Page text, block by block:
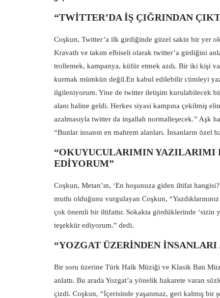
“TWİTTER’DA İŞ ÇIĞRINDAN
Coşkun, Twitter’a ilk girdiğinde güzel sakin bir yer
Kravatlı ve takım elbiseli olarak twitter’a girdiğini
trollemek, kampanya, küfür etmek azdı. Bir iki kişi
kurmak mümkün değil.En kabul edilebilir cümleyi
ilgileniyorum. Yine de twitter iletişim kurulabilecek bir
alanı haline geldi. Herkes siyasi kampına çekilmiş
azalmasıyla twitter da inşallah normalleşecek.” Aşk
“Bunlar insanın en mahrem alanları. İnsanların
“OKUYUCULARIMIN
EDİYORUM”
Coşkun, Metan’ın, ‘En hoşunuza giden iltifat
mutlu olduğunu vurgulayan Coşkun,
çok önemli bir iltifattır. Sokakta gördüklerinde ‘sizin
teşekkür ediyorum.” dedi.
“YOZGAT ÜZERİNDEN
Bir soru üzerine Türk Halk Müziği ve Klasik Batı
anlattı. Bu arada Yozgat’a yönelik hakarete varan
çizdi. Coşkun, “İçerisinde yaşanmaz, geri kalmış bir